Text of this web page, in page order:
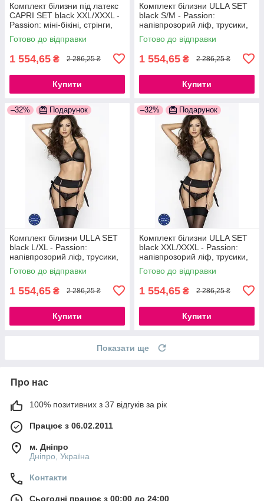
Комплект білизни під латекс
CAPRI SET black XXL/XXXL -
Passion: міні-бікіні, стрінги,
пояс для панчіх
777Store.com.ua
Готово до відправки
1 554,65 ₴ 2 286,25 ₴
Купити
Комплект білизни ULLA SET
black S/M - Passion:
напівпрозорий ліф, трусики,
пояс 777Store.com.ua
Готово до відправки
1 554,65 ₴ 2 286,25 ₴
Купити
–32% Подарунок
Комплект білизни ULLA SET
black L/XL - Passion:
напівпрозорий ліф, трусики,
пояс 777Store.com.ua
Готово до відправки
1 554,65 ₴ 2 286,25 ₴
Купити
–32% Подарунок
Комплект білизни ULLA SET
black XXL/XXXL - Passion:
напівпрозорий ліф, трусики,
пояс 777Store.com.ua
Готово до відправки
1 554,65 ₴ 2 286,25 ₴
Купити
Показати ще
Про нас
100% позитивних з 37 відгуків за рік
Працює з 06.02.2011
м. Дніпро
Дніпро, Україна
Контакти
Сьогодні працює з 00:00 до 24:00